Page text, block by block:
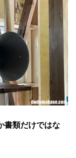
書類だけではな